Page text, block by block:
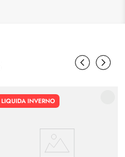
LIQUIDA INVERNO